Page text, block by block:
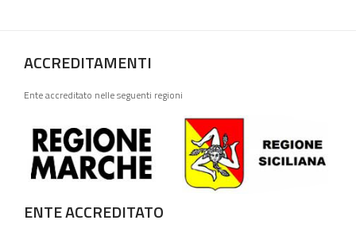
ACCREDITAMENTI
Ente accreditato nelle seguenti regioni
ENTE ACCREDITATO